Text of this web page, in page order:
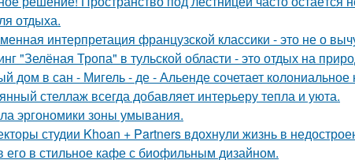
отдыха.
интерпретация французской классики - это не о
"Зелёная Тропа" в тульской области - это отдых на
дом в сан - Мигель - де - Альенде сочетает
стеллаж всегда добавляет интерьеру тепла и уюта.
эргономики зоны умывания.
студии Khoan + Partners вдохнули жизнь в
его в стильное кафе с биофильным дизайном.